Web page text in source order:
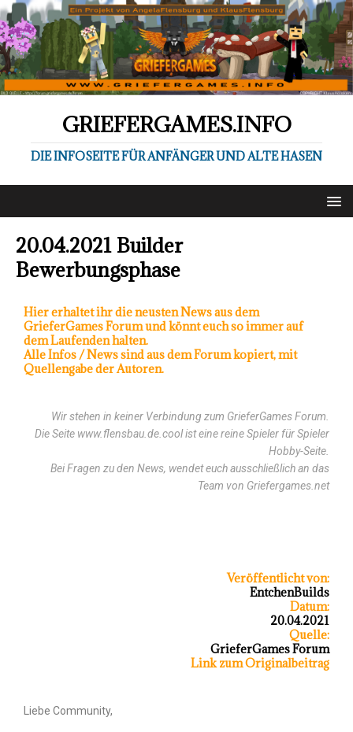
GRIEFERGAMES.INFO
DIE INFOSEITE FÜR ANFÄNGER UND ALTE HASEN
20.04.2021 Builder
Bewerbungsphase
Hier erhaltet ihr die neusten News aus dem
GrieferGames Forum und könnt euch so immer auf
dem Laufenden halten.
Alle Infos / News sind aus dem Forum kopiert, mit
Quellengabe der Autoren.
Wir stehen in keiner Verbindung zum GrieferGames Forum.
Die Seite www.flensbau.de.cool ist eine reine Spieler für Spieler
Hobby-Seite.
Bei Fragen zu den News, wendet euch ausschließlich an das
Team von Griefergames.net
Veröffentlicht von:
EntchenBuilds
Datum:
20.04.2021
Quelle:
GrieferGames Forum
Link zum Originalbeitrag
Liebe Community,